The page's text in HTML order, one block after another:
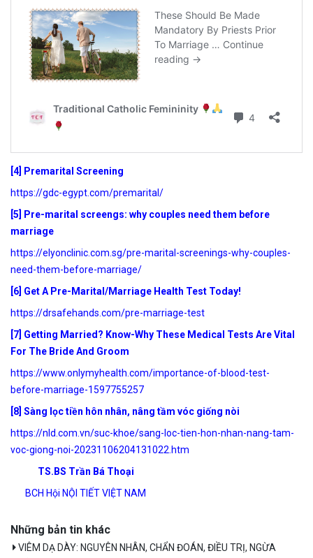
[4] Premarital Screening
https://gdc-egypt.com/premarital/
[5] Pre-marital screengs: why couples need them before
marriage
https://elyonclinic.com.sg/pre-marital-screenings-why-couples-
need-them-before-marriage/
[6] Get A Pre-Marital/Marriage Health Test Today!
https://drsafehands.com/pre-marriage-test
[7] Getting Married? Know-Why These Medical Tests Are Vital
For The Bride And Groom
https://www.onlymyhealth.com/importance-of-blood-test-
before-marriage-1597755257
[8] Sàng lọc tiền hôn nhân, nâng tầm vóc giống nòi
https://nld.com.vn/suc-khoe/sang-loc-tien-hon-nhan-nang-tam-
voc-giong-noi-20231106204131022.htm
TS.BS Trần Bá Thoại
BCH Hội NỘI TIẾT VIỆT NAM
Những bản tin khác
VIÊM DẠ DÀY: NGUYÊN NHÂN, CHẨN ĐOÁN, ĐIỀU TRỊ, NGỪA